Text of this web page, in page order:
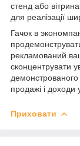
стенд або
для реалізації
Гачок в
рекламований
сконцентрувати
продажі і доходи
Приховати